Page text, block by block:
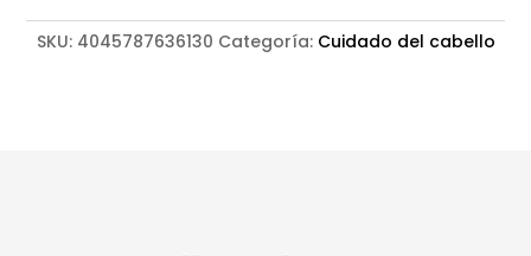
SKU: 4045787636130 Categoría: Cuidado del cabello